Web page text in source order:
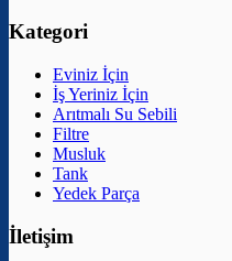
Kategori
Eviniz İçin
İş Yeriniz İçin
Arıtmalı Su Sebili
Filtre
Musluk
Tank
Yedek Parça
İletişim